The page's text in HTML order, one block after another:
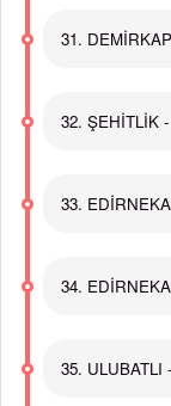
31.
32. ŞEHİTLİK
33.
34.
35. ULUBATLI